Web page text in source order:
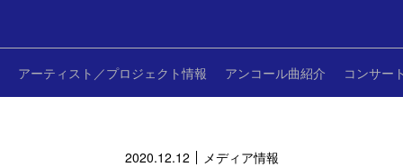
アーティスト／プロジェクト情報 アンコール曲紹介 コンサー
2020.12.12 メディア情報